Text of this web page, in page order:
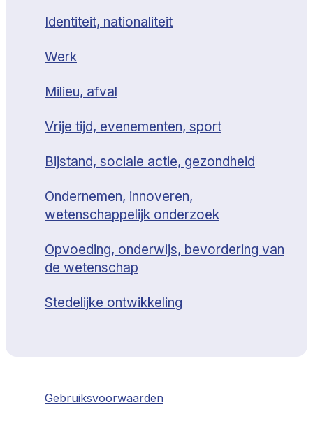
Identiteit, nationaliteit
Werk
Milieu, afval
Vrije tijd, evenementen, sport
Bijstand, sociale actie, gezondheid
Ondernemen, innoveren,
wetenschappelijk onderzoek
Opvoeding, onderwijs, bevordering van
de wetenschap
Stedelijke ontwikkeling
Gebruiksvoorwaarden